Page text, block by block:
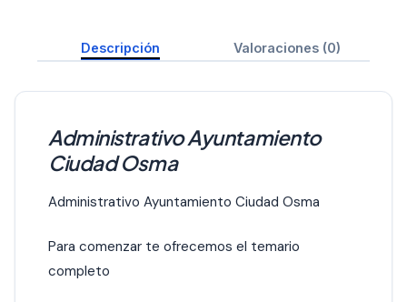
Descripción Valoraciones (0)
Administrativo Ayuntamiento
Ciudad Osma
Administrativo Ayuntamiento Ciudad Osma
Para comenzar te ofrecemos el temario
completo